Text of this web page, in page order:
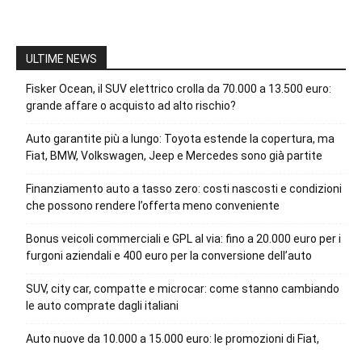
ULTIME NEWS
Fisker Ocean, il SUV elettrico crolla da 70.000 a 13.500 euro:
grande affare o acquisto ad alto rischio?
Auto garantite più a lungo: Toyota estende la copertura, ma
Fiat, BMW, Volkswagen, Jeep e Mercedes sono già partite
Finanziamento auto a tasso zero: costi nascosti e condizioni
che possono rendere l’offerta meno conveniente
Bonus veicoli commerciali e GPL al via: fino a 20.000 euro per i
furgoni aziendali e 400 euro per la conversione dell’auto
SUV, city car, compatte e microcar: come stanno cambiando
le auto comprate dagli italiani
Auto nuove da 10.000 a 15.000 euro: le promozioni di Fiat,